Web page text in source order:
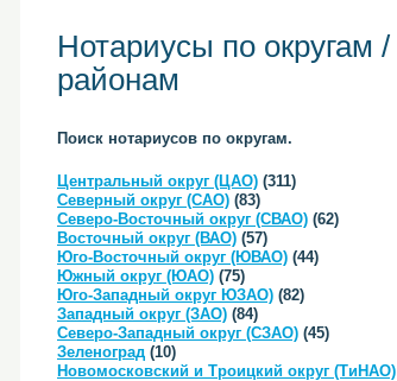
Нотариусы по округам /
районам
Поиск нотариусов по округам.
Центральный округ (ЦАО) (311)
Северный округ (САО) (83)
Северо-Восточный округ (СВАО) (62)
Восточный округ (ВАО) (57)
Юго-Восточный округ (ЮВАО) (44)
Южный округ (ЮАО) (75)
Юго-Западный округ ЮЗАО) (82)
Западный округ (ЗАО) (84)
Северо-Западный округ (СЗАО) (45)
Зеленоград (10)
Новомосковский и Троицкий округ (ТиНАО)